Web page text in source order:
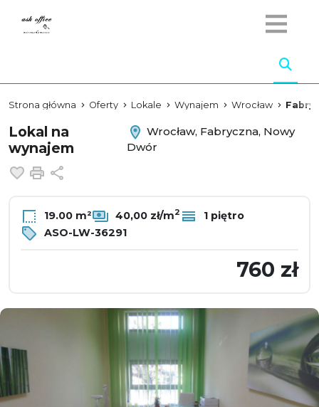
Strona główna Oferty Lokale Wynajem Wrocław
Lokal na
wynajem
Wrocław, Fabryczna, Nowy
Dwór
Dodaj do ulubionych
Drukuj
19.00 m² 40,00 zł/m2
1 piętro
ASO-LW-36291
760 zł